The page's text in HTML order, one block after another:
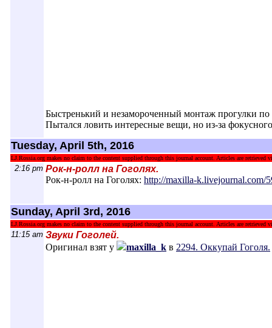
Быстренький и незамороченный монтаж прогулки по
Пытался ловить интересные вещи, но из-за
Tuesday, April 5th, 2016
LJ.Rossia.org makes no claim to the content supplied through this journal account. Articles are retrieved
2:16 pm Рок-н-ролл на Гоголях.
Рок-н-ролл на Гоголях: http://maxilla-k.livejournal.com/
Sunday, April 3rd, 2016
LJ.Rossia.org makes no claim to the content supplied through this journal account. Articles are retrieved
11:15 am Звуки Гоголей.
Оригинал взят у
maxilla_k в 2294. Оккупай Гоголя.